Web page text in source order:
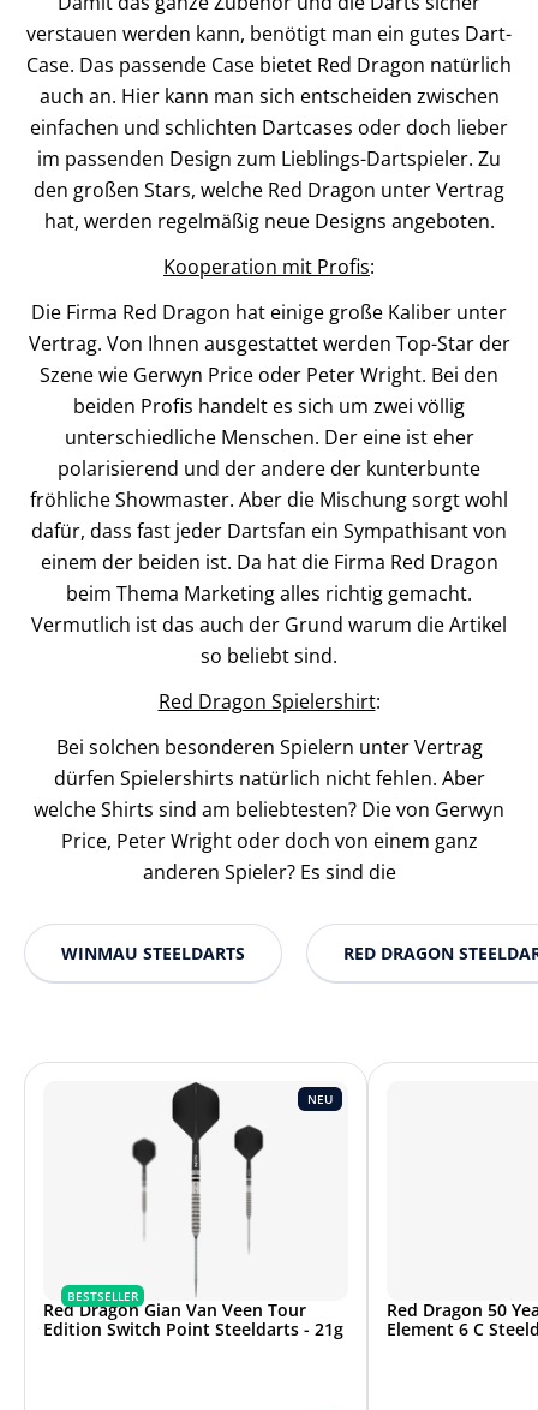
verstauen werden kann, benötigt man ein gutes Dart-
Case. Das passende Case bietet Red Dragon natürlich
auch an. Hier kann man sich entscheiden zwischen
einfachen und schlichten Dartcases oder doch lieber
im passenden Design zum Lieblings-Dartspieler. Zu
den großen Stars, welche Red Dragon unter Vertrag
hat, werden regelmäßig neue Designs angeboten.
Kooperation mit Profis:
Die Firma Red Dragon hat einige große Kaliber unter
Vertrag. Von Ihnen ausgestattet werden Top-Star der
Szene wie Gerwyn Price oder Peter Wright. Bei den
beiden Profis handelt es sich um zwei völlig
unterschiedliche Menschen. Der eine ist eher
polarisierend und der andere der kunterbunte
fröhliche Showmaster. Aber die Mischung sorgt wohl
dafür, dass fast jeder Dartsfan ein Sympathisant von
einem der beiden ist. Da hat die Firma Red Dragon
beim Thema Marketing alles richtig gemacht.
Vermutlich ist das auch der Grund warum die Artikel
so beliebt sind.
Red Dragon Spielershirt:
Bei solchen besonderen Spielern unter Vertrag
dürfen Spielershirts natürlich nicht fehlen. Aber
welche Shirts sind am beliebtesten? Die von Gerwyn
Price, Peter Wright oder doch von einem ganz
anderen Spieler? Es sind die
WINMAU STEELDARTS RED DRAGON
NEU
BESTSELLER
Red Dragon Gian Van Veen Tour
Edition Switch Point Steeldarts - 21g
Red Dragon 50
Element 6 C